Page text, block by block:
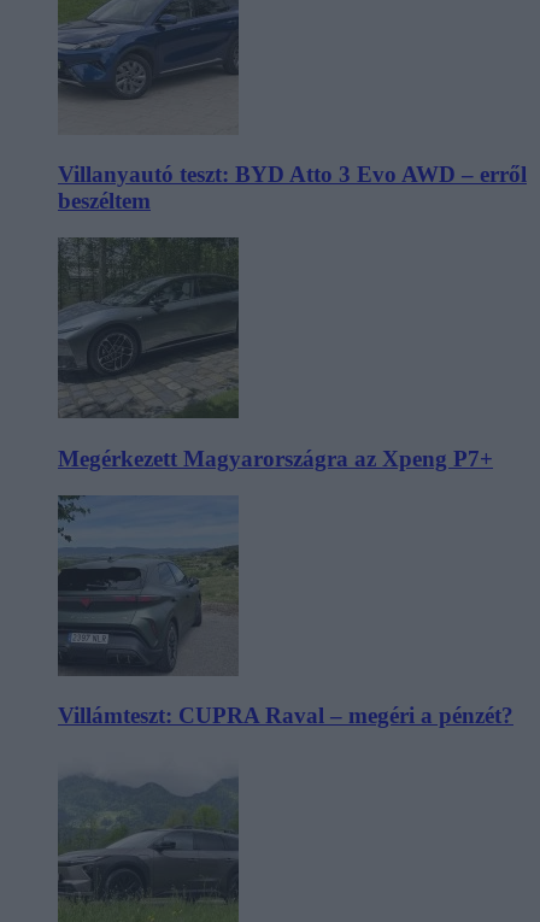
Villanyautó teszt: BYD Atto 3 Evo AWD – erről
beszéltem
Megérkezett Magyarországra az Xpeng P7+
Villámteszt: CUPRA Raval – megéri a pénzét?